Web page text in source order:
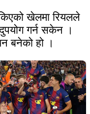
खेलमा रियलले
गर्न सकेन ।
बनेको हो ।